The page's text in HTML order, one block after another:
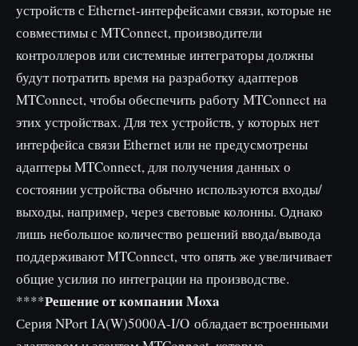
устройств с Ethernet-интерфейсами связи, которые не
совместимы с MTConnect, производители
контроллеров или системные интеграторы должны
будут потратить время на разработку адаптеров
MTConnect, чтобы обеспечить работу MTConnect на
этих устройствах. Для тех устройств, у которых нет
интерфейса связи Ethernet или не предусмотрены
адаптеры MTConnect, для получения данных о
состоянии устройства обычно используются входы/
выходы, например, через световые колонны. Однако
лишь небольшое количество решений ввода/вывода
поддерживают MTConnect, что опять же увеличивает
общие усилия по интеграции на производстве.
****Решение от компании Moxa
Серия NPort IA(W)5000A-I/O обладает встроенными